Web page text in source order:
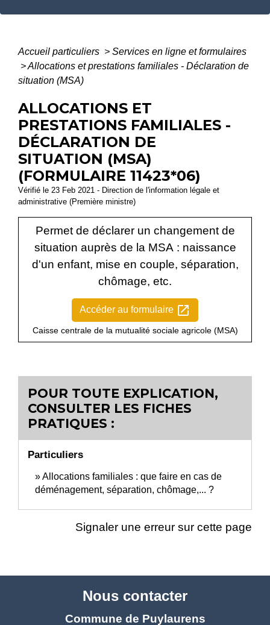
Accueil particuliers > Services en ligne et formulaires
>Allocations et prestations familiales - Déclaration de
situation (MSA)
ALLOCATIONS ET
PRESTATIONS FAMILIALES -
DÉCLARATION DE
SITUATION (MSA)
(FORMULAIRE 11423*06)
Vérifié le 23 Feb 2021 - Direction de l'information légale et
administrative (Première ministre)
Permet de déclarer un changement de
situation auprès de la MSA : naissance
d'un enfant, mise en couple, séparation,
chômage, etc.
Accéder au formulaire open_in_new
Caisse centrale de la mutualité sociale agricole (MSA)
POUR TOUTE EXPLICATION,
CONSULTER LES FICHES
PRATIQUES :
Particuliers
Allocations familiales : que faire en cas de
déménagement, séparation, chômage,... ?
Signaler une erreur sur cette page
Nous contacter
Commune de Puylaurens